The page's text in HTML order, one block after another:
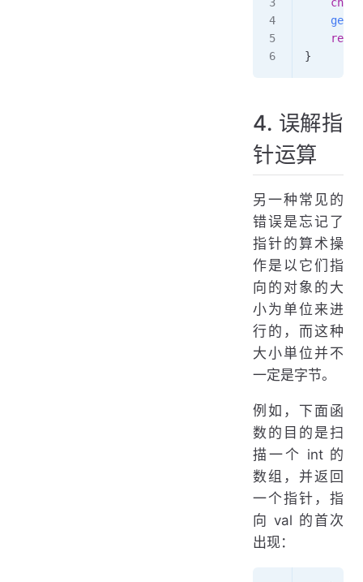
    char
    gets
}
4. 误解指
针运算
另一种常见的
错误是忘记了
指针的算术操
作是以它们指
向的对象的大
小为单位来进
行的，而这种
大小単位并不
一定是字节。
例如，下面函
数的目的是扫
描一个 int 的
数组，并返回
一个指针，指
向 val 的首次
出现：